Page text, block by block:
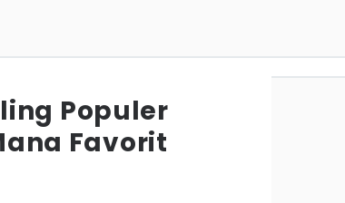
Populer
Favorit